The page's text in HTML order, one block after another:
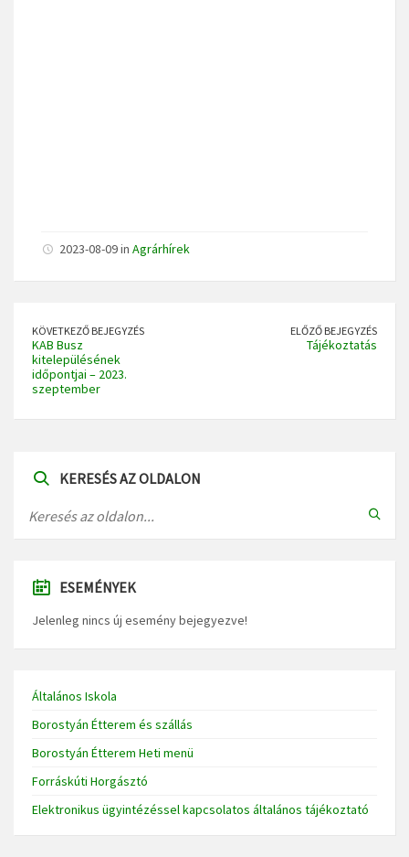
2023-08-09 in Agrárhírek
KÖVETKEZŐ BEJEGYZÉS
KAB Busz
kitelepülésének
időpontjai – 2023.
szeptember
ELŐZŐ BEJEGYZÉS
Tájékoztatás
KERESÉS AZ OLDALON
ESEMÉNYEK
Jelenleg nincs új esemény bejegyezve!
Általános Iskola
Borostyán Étterem és szállás
Borostyán Étterem Heti menü
Forráskúti Horgásztó
Elektronikus ügyintézéssel kapcsolatos általános tájékoztató